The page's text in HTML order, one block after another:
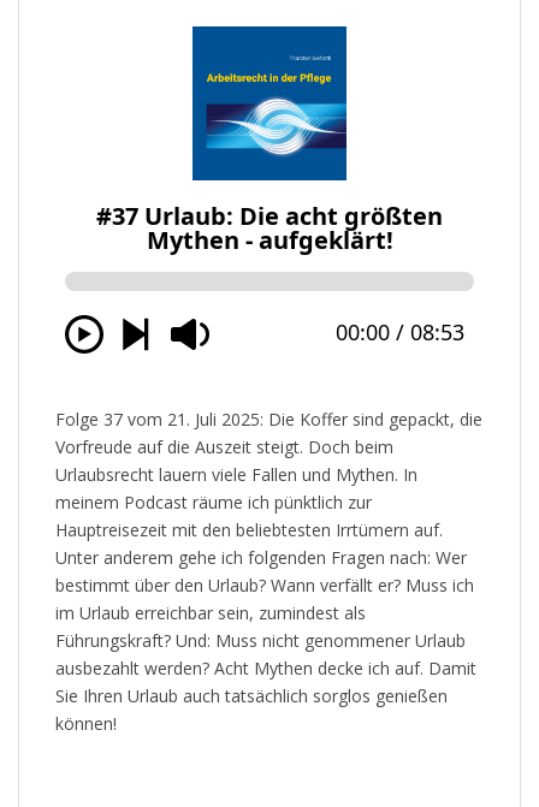
Folge 37 vom 21. Juli 2025: Die Koffer sind gepackt, die
Vorfreude auf die Auszeit steigt. Doch beim
Urlaubsrecht lauern viele Fallen und Mythen. In
meinem Podcast räume ich pünktlich zur
Hauptreisezeit mit den beliebtesten Irrtümern auf.
Unter anderem gehe ich folgenden Fragen nach: Wer
bestimmt über den Urlaub? Wann verfällt er? Muss ich
im Urlaub erreichbar sein, zumindest als
Führungskraft? Und: Muss nicht genommener Urlaub
ausbezahlt werden? Acht Mythen decke ich auf. Damit
Sie Ihren Urlaub auch tatsächlich sorglos genießen
können!